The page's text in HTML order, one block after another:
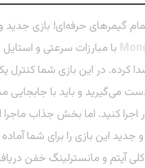
گیمرهای حرفه‌ای! بازی جدید
با مبارزات سرعتی و
کرده. در این بازی شما کنترل
می‌گیرید و باید با جابجایی
اجرا کنید. اما بخش جذاب
جدید این بازی را برای شما آماده
آیتم و مانسترلینگ خفن